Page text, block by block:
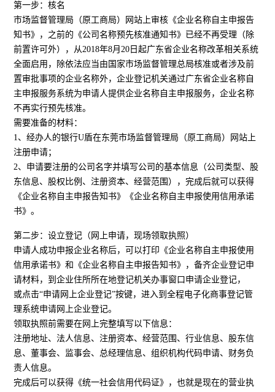
第一步：核名
市场监督管理局（原工商局）网站上审核《企业名称自主申报告
知书》，之前的《公司名称预先核准通知书》已经不再受理（除
前置许可外），从2018年8月20日起广东省企业名称改革相关系统
全面启用，除依法应当由国家市场监督管理总局核准或者涉及前
置审批事项的企业名称外，企业登记机关通过广东省企业名称自
主申报服务系统为申请人提供企业名称自主申报服务，企业名称
不再实行预先核准。
需要准备的材料：
1、经办人的银行U盾在东莞市场监督管理局（原工商局）网站上
注册申请；
2、申请要注册的公司名字并填写公司的基本信息（公司类型、股
东信息、股权比例、注册资本、经营范围），完成后就可以获得
《企业名称自主申报告知书》《企业名称自主申报使用信用承诺
书》。
第二步：设立登记（网上申请，现场领取执照）
申请人成功申报企业名称后，可以打印《企业名称自主申报使用
信用承诺书》和《企业名称自主申报告知书》，备齐企业登记申
请材料，到企业住所所在地登记机关办事窗口申请企业登记，
或点击“申请网上企业登记”按键，进入到全程电子化商事登记管
理系统申请网上企业登记。
领取执照前需要在网上完整填写以下信息：
注册地址、法人信息、注册资本、经营范围、行业信息、股东信
息、董事会、监事会、总经理信息、组织机构代码申请、财务负
责人信息。
完成后可以获得《统一社会信用代码证》，也就是现在的营业执